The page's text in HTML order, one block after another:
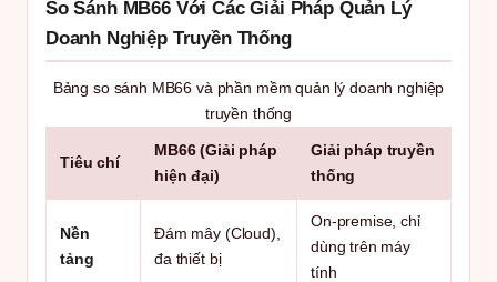
So Sánh MB66 Với Các Giải Pháp Quản Lý
Doanh Nghiệp Truyền Thống
Bảng so sánh MB66 và phần mềm quản lý doanh nghiệp
truyền thống
Tiêu chí
MB66 (Giải pháp
hiện đại)
Giải pháp truyền
thống
Nền
tảng
Đám mây (Cloud),
đa thiết bị
On-premise, chỉ
dùng trên máy
tính